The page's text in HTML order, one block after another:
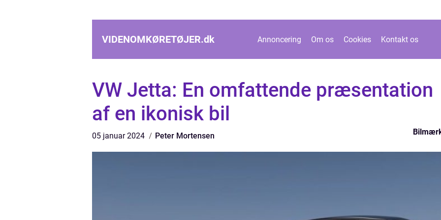
VIDENOMKØRETØJER.dk Annoncering Om os Cookies Kontakt os
VW Jetta: En omfattende præsentation
af en ikonisk bil
05 januar 2024 Peter Mortensen